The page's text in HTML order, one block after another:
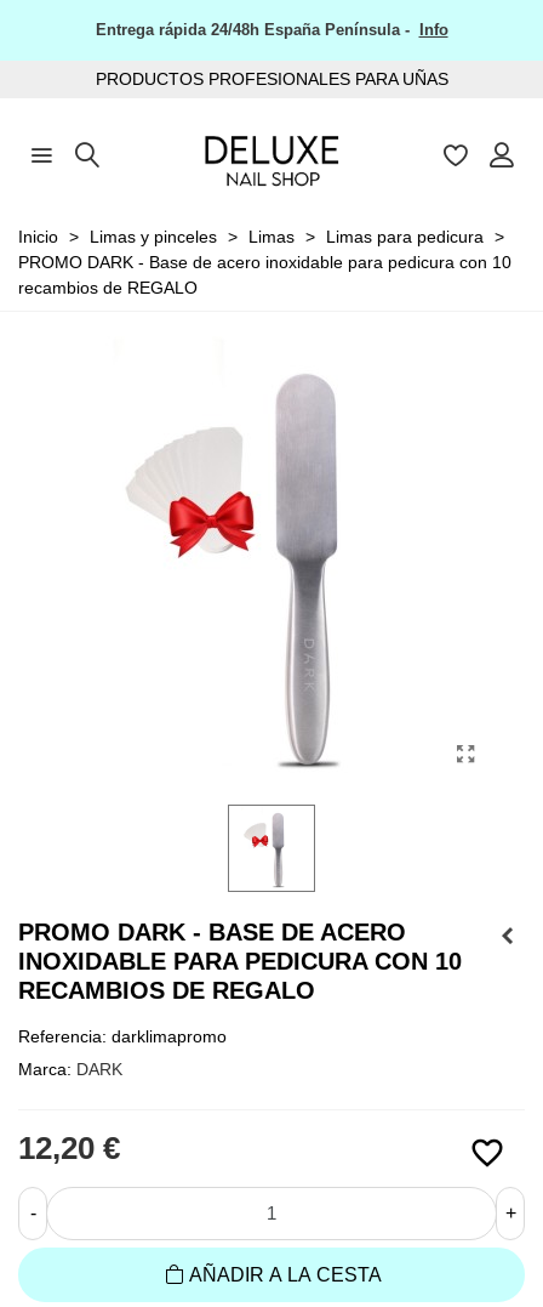
Entrega rápida 24/48h España Península - Info
PRODUCTOS PROFESIONALES PARA UÑAS
Inicio > Limas y pinceles > Limas > Limas para pedicura
>
PROMO DARK - Base de acero inoxidable para pedicura con 10
recambios de REGALO
PROMO DARK - BASE DE ACERO
INOXIDABLE PARA PEDICURA CON 10
RECAMBIOS DE REGALO
Referencia: darklimapromo
Marca: DARK
favorite_border
12,20 €
- +
AÑADIR A LA CESTA